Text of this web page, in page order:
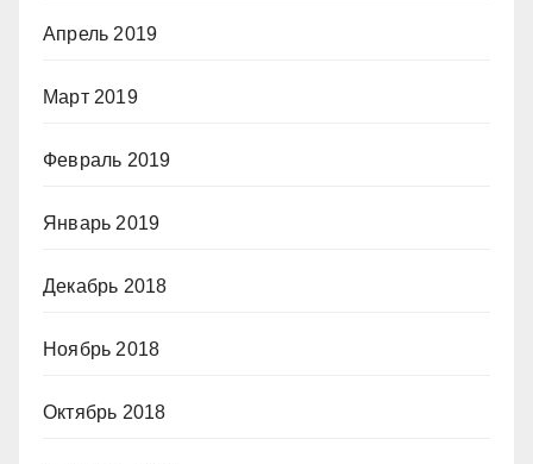
Апрель 2019
Март 2019
Февраль 2019
Январь 2019
Декабрь 2018
Ноябрь 2018
Октябрь 2018